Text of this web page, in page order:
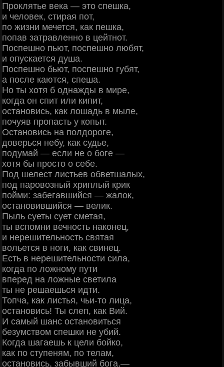
Проклятье века — это спешка,
и человек, стирая пот,
по жизни мечется, как пешка,
попав затравленно в цейтнот.
Поспешно пьют, поспешно любят,
и опускается душа.
Поспешно бьют, поспешно губят,
а после каются, спеша.
Но ты хотя б однажды в мире,
когда он спит или кипит,
остановись, как лошадь в мыле,
почуяв пропасть у копыт.
Остановись на полдороге,
доверься небу, как судье,
подумай — если не о боге —
хотя бы просто о себе.
Под шелест листьев обветшалых,
под паровозный хриплый крик
пойми: забегавшийся — жалок,
остановившийся — велик.
Пыль суеты сует сметая,
ты вспомни вечность наконец,
и нерешительность святая
вольется в ноги, как свинец.
Есть в нерешительности сила,
когда по ложному пути
вперед на ложные светила
ты не решаешься идти.
Топча, как листья, чьи-то лица,
остановись! Ты слеп, как Вий.
И самый шанс остановиться
безумством спешки не убий.
Когда шагаешь к цели бойко,
как по ступеням, по телам,
остановись, забывший бога,—